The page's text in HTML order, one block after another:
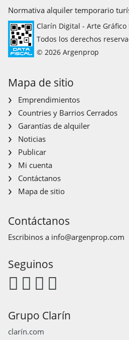
Normativa alquiler temporario
Clarín Digital - Arte
Todos los derechos
© 2026 Argenprop
Mapa de sitio
Emprendimientos
Countries y Barrios Cerrados
Garantías de alquiler
Noticias
Publicar
Mi cuenta
Contáctanos
Mapa de sitio
Contáctanos
Escribinos a info@argenprop.com
Seguinos
Grupo Clarín
clarín.com